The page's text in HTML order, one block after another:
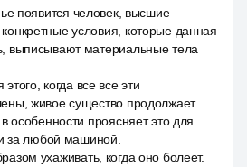
появится человек, высшие
условия, которые данная
выписывают материальные тела
когда все все эти
живое существо продолжает
особенности проясняет это для
за любой машиной.
ухаживать, когда оно болеет.